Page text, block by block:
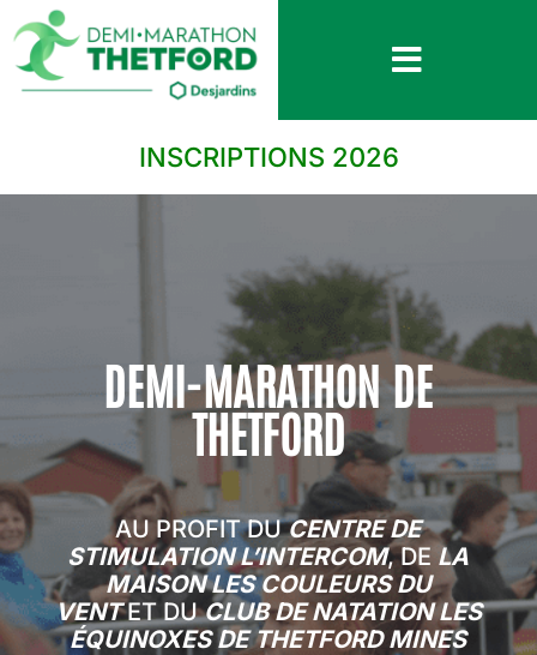
INSCRIPTIONS 2026
DEMI-MARATHON DE
THETFORD
AU PROFIT DUCENTRE DE
STIMULATION L’INTERCOM, DE LA
MAISON LES COULEURS DU
VENT ET DUCLUB DE NATATION LES
ÉQUINOXES DE THETFORD MINES